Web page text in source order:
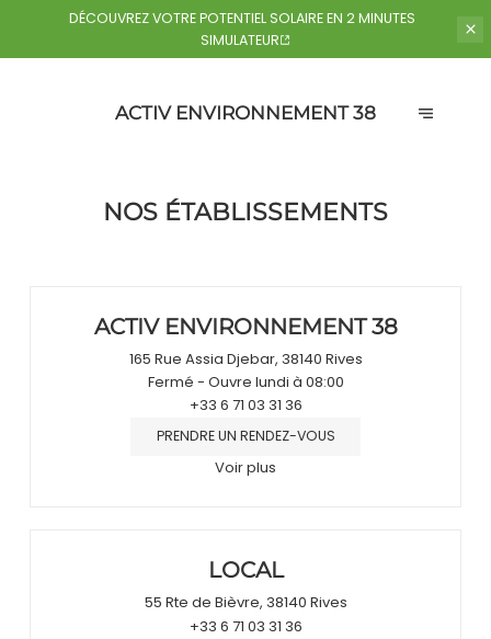
DÉCOUVREZ VOTRE POTENTIELSOLAIRE EN 2 MINUTES
SIMULATEUR
ACTIV ENVIRONNEMENT 38
NOS ÉTABLISSEMENTS
ACTIV ENVIRONNEMENT 38
165 Rue Assia Djebar, 38140 Rives
Fermé - Ouvre lundi à 08:00
+33 6 71 03 31 36
PRENDRE UN RENDEZ-VOUS
Voir plus
LOCAL
55 Rte de Bièvre, 38140 Rives
+33 6 71 03 31 36